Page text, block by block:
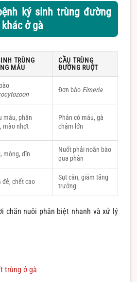
ký sinh trùng đường
ở gà
TRÙNG
MÁU
CẦU TRÙNG
ĐƯỜNG RUỘT
Đơn bào Eimeria
máu, phân
mào nhợt
Phân có máu, gà
chậm lớn
mòng, dĩn
Nuốt phải noãn bào
qua phân
đẻ, chết cao
Sụt cân, giảm tăng
trưởng
chăn nuôi phân biệt nhanh và xử lý
trùng ở gà